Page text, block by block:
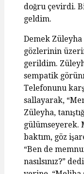
doğru çevirdi.
geldim.
Demek
gözlerinin
gerildim.
sempatik
Telefonunu
sallayarak,
Züleyha,
gülümseyerek.
baktım, göz
“Ben de
nasılsınız?”